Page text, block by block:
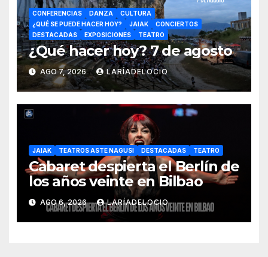
CONFERENCIAS DANZA
CULTURA
¿QUÉ SE PUEDE HACER HOY?
JAIAK
CONCIERTOS
DESTACADAS
EXPOSICIONES TEATRO
¿Qué hacer hoy? 7 de agosto
AGO 7, 2026 LARÍADELOCIO
JAIAK TEATROS ASTE NAGUSI DESTACADAS TEATRO
Cabaret despierta el Berlín de
los años veinte en Bilbao
AGO 6, 2026 LARÍADELOCIO